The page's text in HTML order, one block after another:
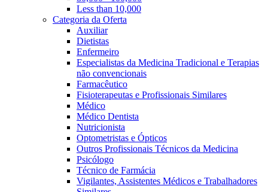
Less than 10,000
Categoria da Oferta
Auxiliar
Dietistas
Enfermeiro
Especialistas da Medicina Tradicional e Terapias
não convencionais
Farmacêutico
Fisioterapeutas e Profissionais Similares
Médico
Médico Dentista
Nutricionista
Optometristas e Ópticos
Outros Profissionais Técnicos da Medicina
Psicólogo
Técnico de Farmácia
Vigilantes, Assistentes Médicos e Trabalhadores